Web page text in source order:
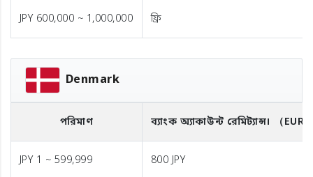
JPY 600,000 ~ 1,000,000 ফ্রি
Denmark
পরিমাণ ব্যাংক অ্যাকাউন্ট রেমিট্যান্স। （EUR
JPY 1 ~ 599,999 800 JPY